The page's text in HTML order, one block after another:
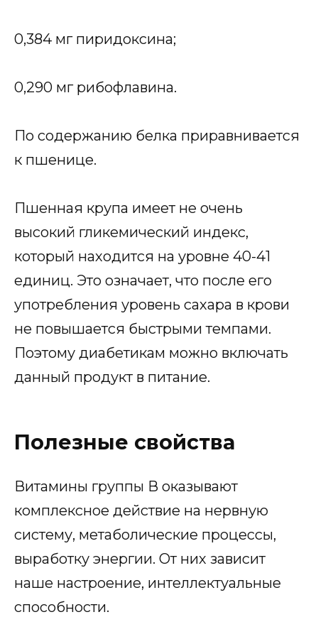
0,384 мг пиридоксина;
0,290 мг рибофлавина.
По содержанию белка приравнивается
к пшенице.
Пшенная крупа имеет не очень
высокий гликемический индекс,
который находится на уровне 40-41
единиц. Это означает, что после его
употребления уровень сахара в крови
не повышается быстрыми темпами.
Поэтому диабетикам можно включать
данный продукт в питание.
Полезные свойства
Витамины группы В оказывают
комплексное действие на нервную
систему, метаболические процессы,
выработку энергии. От них зависит
наше настроение, интеллектуальные
способности.